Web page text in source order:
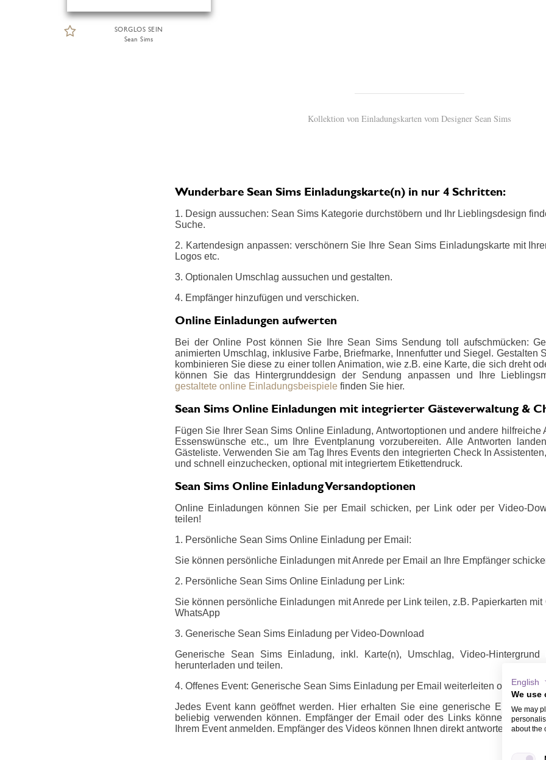
SORGLOS SEIN
Sean Sims
Kollektion von Einladungskarten vom Designer Sean Sims
Wunderbare Sean Sims Einladungskarte(n) in nur 4 Schritten:
1. Design aussuchen: Sean Sims Kategorie durchstöbern und Ihr Lieblingsdesign
Suche.
2. Kartendesign anpassen: verschönern Sie Ihre Sean Sims Einladungskarte mit
Logos etc.
3. Optionalen Umschlag aussuchen und gestalten.
4. Empfänger hinzufügen und verschicken.
Online Einladungen aufwerten
Bei der Online Post können Sie Ihre Sean Sims Sendung toll aufschmücken:
animierten Umschlag, inklusive Farbe, Briefmarke, Innenfutter und Siegel. Gestalten
kombinieren Sie diese zu einer tollen Animation, wie z.B. eine Karte, die sich dreht
können Sie das Hintergrunddesign der Sendung anpassen und Ihre
gestaltete online Einladungsbeispiele finden Sie hier.
Sean Sims Online Einladungen mit integrierter Gästeverwaltung &
Fügen Sie Ihrer Sean Sims Online Einladung, Antwortoptionen und andere hilfreiche
Essenswünsche etc., um Ihre Eventplanung vorzubereiten. Alle Antworten
Gästeliste. Verwenden Sie am Tag Ihres Events den integrierten Check In
und schnell einzuchecken, optional mit integriertem Etikettendruck.
Sean Sims Online Einladung Versandoptionen
Online Einladungen können Sie per Email schicken, per Link oder per Video-
teilen!
1. Persönliche Sean Sims Online Einladung per Email:
Sie können persönliche Einladungen mit Anrede per Email an Ihre Empfänger
2. Persönliche Sean Sims Online Einladung per Link:
Sie können persönliche Einladungen mit Anrede per Link teilen, z.B. Papierkarten
WhatsApp
3. Generische Sean Sims Einladung per Video-Download
Generische Sean Sims Einladung, inkl. Karte(n), Umschlag, Video-
herunterladen und teilen.
4. Offenes Event: Generische Sean Sims Einladung per Email weiterleiten oder per
Jedes Event kann geöffnet werden. Hier erhalten Sie eine generische Email
beliebig verwenden können. Empfänger der Email oder des Links können sich
Ihrem Event anmelden. Empfänger des Videos können Ihnen direkt antworten, z.B.
English
We use
We may
about the